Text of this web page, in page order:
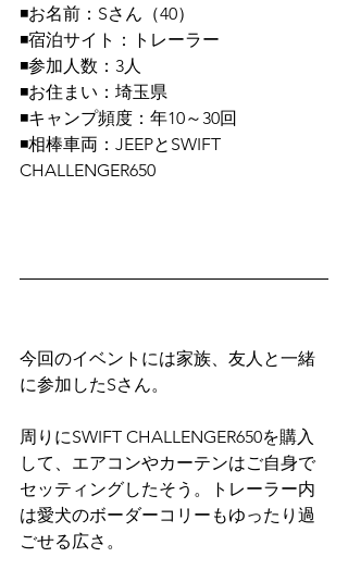
◾️お名前：Sさん（40）
◾️宿泊サイト：トレーラー
◾️参加人数：3人
◾️お住まい：埼玉県
◾️キャンプ頻度：年10～30回
◾️相棒車両：JEEPとSWIFT
CHALLENGER650
今回のイベントには家族、友人と一緒
に参加したSさん。
周りにSWIFT CHALLENGER650を購入
して、エアコンやカーテンはご自身で
セッティングしたそう。トレーラー内
は愛犬のボーダーコリーもゆったり過
ごせる広さ。